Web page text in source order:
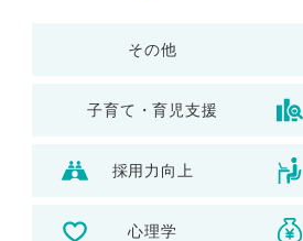
その他
子育て・育児支援
採用力向上
心理学